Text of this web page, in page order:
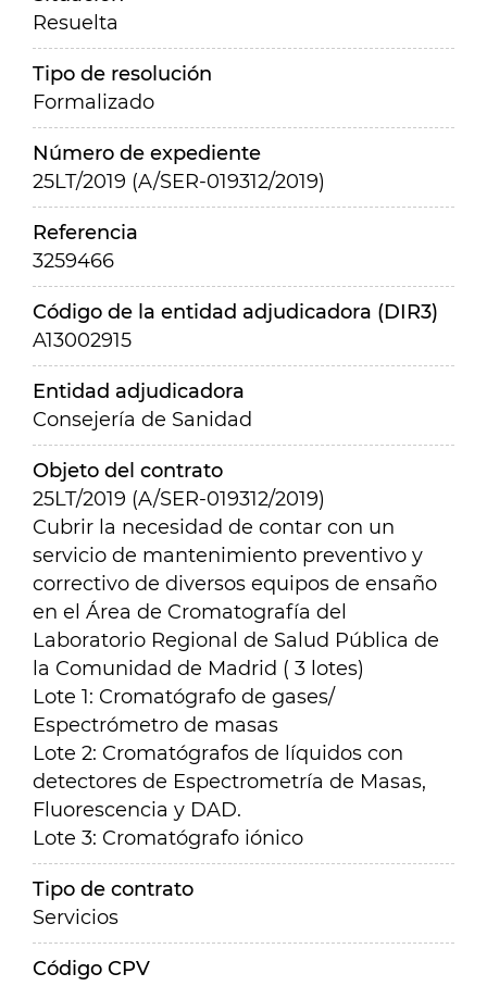
Resuelta
Tipo de resolución
Formalizado
Número de expediente
25LT/2019 (A/SER-019312/2019)
Referencia
3259466
Código de la entidad adjudicadora (DIR3)
A13002915
Entidad adjudicadora
Consejería de Sanidad
Objeto del contrato
25LT/2019 (A/SER-019312/2019)
Cubrir la necesidad de contar con un
servicio de mantenimiento preventivo y
correctivo de diversos equipos de ensaño
en el Área de Cromatografía del
Laboratorio Regional de Salud Pública de
la Comunidad de Madrid ( 3 lotes)
Lote 1: Cromatógrafo de gases/
Espectrómetro de masas
Lote 2: Cromatógrafos de líquidos con
detectores de Espectrometría de Masas,
Fluorescencia y DAD.
Lote 3: Cromatógrafo iónico
Tipo de contrato
Servicios
Código CPV